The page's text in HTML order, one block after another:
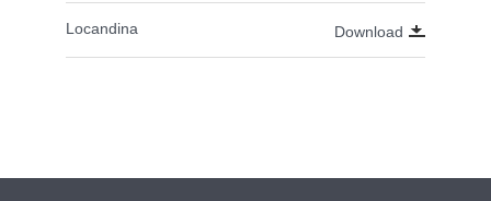
Locandina Download